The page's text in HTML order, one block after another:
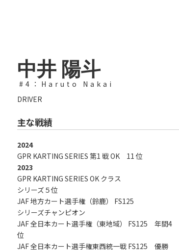
中井 陽斗
#4：Haruto Nakai
DRIVER
主な戦績
2024
GPR KARTING SERIES 第1 戦 OK 11 位
2023
GPR KARTING SERIES OK クラス
シリーズ５位
JAF 地方カート選手権（鈴鹿） FS125
シリーズチャンピオン
JAF 全日本カート選手権（東地域） FS125 年間4
位
JAF 全日本カート選手権東西統一戦 FS125 優勝